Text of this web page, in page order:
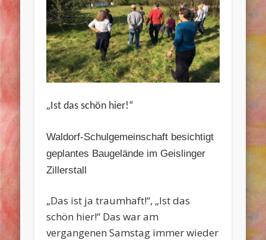
„ Ist das schön hier!“
Waldorf-Schulgemeinschaft besichtigt
geplantes Baugelände im Geislinger
Zillerstall
„Das ist ja traumhaft!“, „Ist das
schön hier!“ Das war am
vergangenen Samstag immer wieder